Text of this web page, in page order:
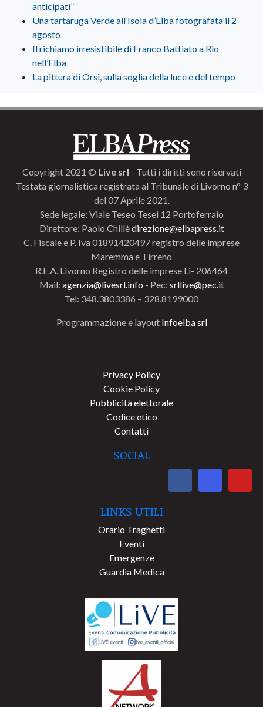
anticipati”
Una tartaruga Verde all’Isola d’Elba fotografata il 2
agosto
Il richiamo irresistibile di Franco Battiato a Rio
nell’Elba
La pittura di Orsi, sulla soglia della luce e del tempo
Copyright 2021 © Live srl - Tutti i diritti sono riservati
Testata giornalistica registrata al Tribunale di Livorno n° 3
del 07 Aprile 2021.
Sede legale: Viale Teseo Tesei 12 Portoferraio
Direttore: Paolo Chillèdirezione@elbapress.it
C. Fiscale e P. Iva 01891420497 registro delle imprese
Maremma e Tirreno
R.E.A. Livorno Registro delle imprese Li- 206464
Mail: agenzia@livesrl.info - Pec: srllive@pec.it
Tel: 348.3803386 – 328.8199000
Programmazione e layout Infoelba srl
Privacy Policy
Cookie Policy
Pubblicità elettorale
Codice etico
Contatti
SOCIAL
LINKS UTILI
Orario Traghetti
Eventi
Emergenze
Guardia Medica